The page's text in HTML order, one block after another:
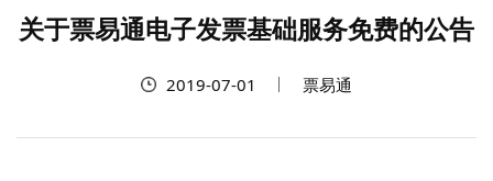
关于票易通电子发票基础服务免费的公告
2019-07-01 票易通